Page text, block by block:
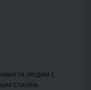
людям с
стилем.